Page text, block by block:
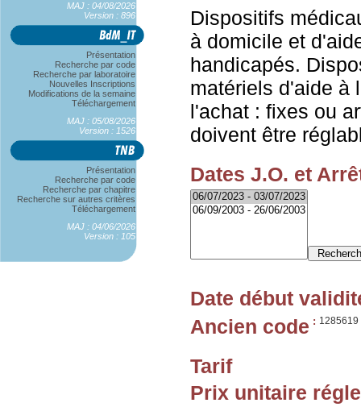
MAJ : 04/08/2026
Version : 896
Présentation
Recherche par code
Recherche par laboratoire
Nouvelles Inscriptions
Modifications de la semaine
Téléchargement
MAJ : 05/08/2026
Version : 1526
Présentation
Recherche par code
Recherche par chapitre
Recherche sur autres critères
Téléchargement
MAJ : 04/06/2026
Version : 105
Dispositifs
à domicile et
handicapés.
matériels d'aide à
l'achat : fixes ou
doivent être
Dates J.O. et
Date début
Ancien code : 1285619
Tarif
Prix unitaire